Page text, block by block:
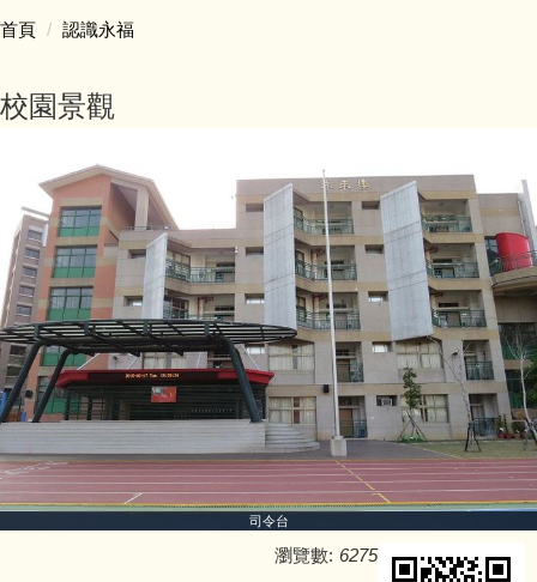
校歌
學校願景
發展沿革
地理交通
永福國小街景照片
記憶永福
校園景觀
首頁 認識永福
校園景觀
司令台
瀏覽數: 6275